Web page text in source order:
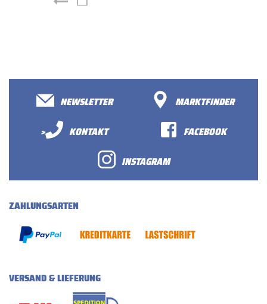
NEWSLETTER
MARKTFINDER
>
KONTAKT
FACEBOOK
INSTAGRAM
ZAHLUNGSARTEN
VERSAND & LIEFERUNG